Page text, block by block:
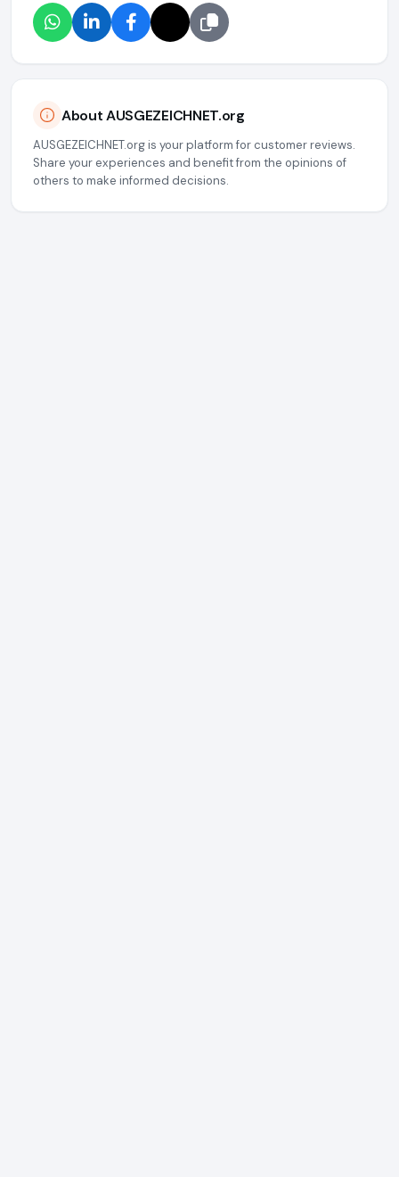
About AUSGEZEICHNET.org
AUSGEZEICHNET.org is your platform for customer reviews.
Share your experiences and benefit from the opinions of
others to make informed decisions.